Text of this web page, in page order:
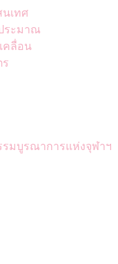
เทศ
ระมาณ
คลื่อน
มบูรณาการแห่งจุฬาฯ